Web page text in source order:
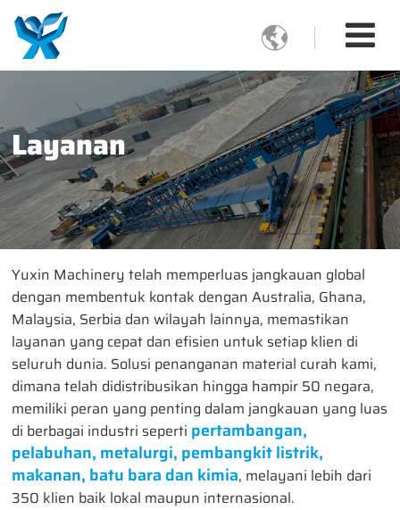

Layanan
Yuxin Machinery telah memperluas jangkauan global
dengan membentuk kontak dengan Australia, Ghana,
Malaysia, Serbia dan wilayah lainnya, memastikan
layanan yang cepat dan efisien untuk setiap klien di
seluruh dunia. Solusi penanganan material curah kami,
dimana telah didistribusikan hingga hampir 50 negara,
memiliki peran yang penting dalam jangkauan yang luas
di berbagai industri seperti pertambangan,
pelabuhan, metalurgi, pembangkit listrik,
makanan, batu bara dan kimia, melayani lebih dari
350 klien baik lokal maupun internasional.